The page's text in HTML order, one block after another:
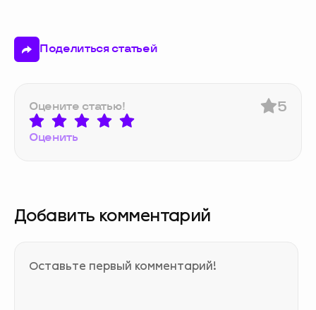
Поделиться статьей
Оцените статью!
Оценить
5
Добавить комментарий